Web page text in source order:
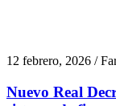
12 febrero, 2026 /
Nuevo Real